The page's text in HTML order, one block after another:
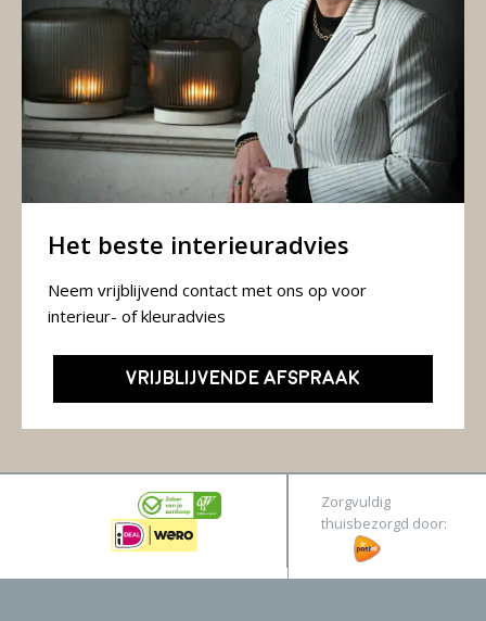
Het beste interieuradvies
Neem vrijblijvend contact met ons op voor
interieur- of kleuradvies
VRIJBLIJVENDE AFSPRAAK
Zorgvuldig
thuisbezorgd door: